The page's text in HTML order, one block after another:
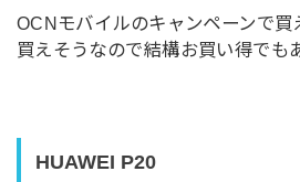
OCNモバイルのキャンペーンで買
買えそうなので結構お買い得でも
HUAWEI P20